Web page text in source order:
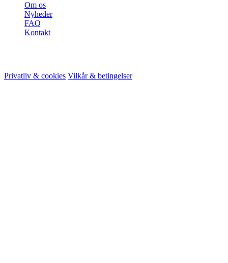
Om os
Nyheder
FAQ
Kontakt
Privatliv & cookies Vilkår & betingelser